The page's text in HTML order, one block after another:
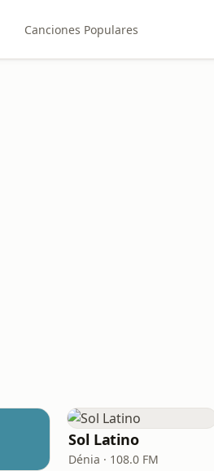
Canciones Populares
Sol Latino
Dénia · 108.0 FM